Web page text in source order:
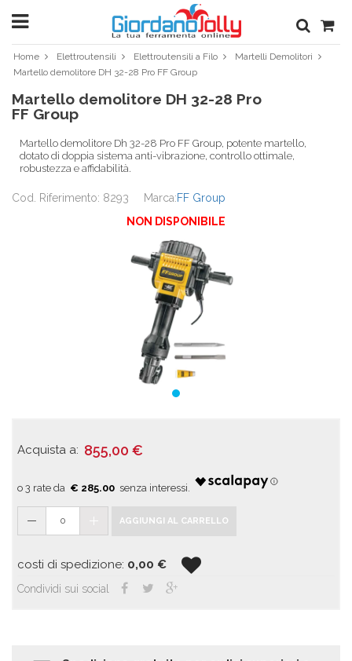
Home Elettroutensili Elettroutensili a Filo
Martelli Demolitori
Martello demolitore DH 32-28 Pro FF Group
Martello demolitore DH 32-28 Pro
FF Group
Martello demolitore Dh 32-28 Pro FF Group, potente martello,
dotato di doppia sistema anti-vibrazione, controllo ottimale,
robustezza e affidabilità.
Cod. Riferimento: 8293 Marca:FF Group
NON DISPONIBILE
Acquista a: 855,00 €
€ 285.00
0 AGGIUNGI AL CARRELLO
costi di spedizione: 0,00 €
Condividi sui social